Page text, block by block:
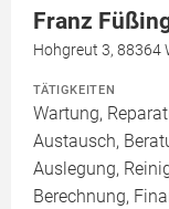
Franz
Hohgreut 3, 88364
TÄTIGKEITEN
Wartung,
Austausch,
Auslegung,
Berechnung,